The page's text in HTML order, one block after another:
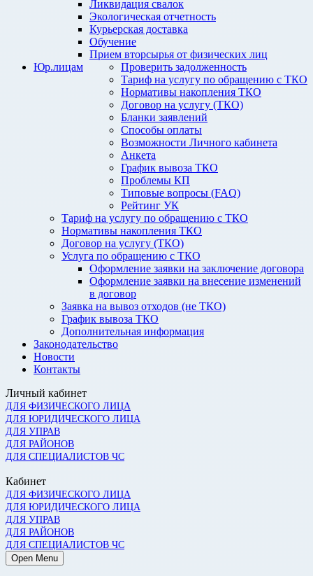
Ликвидация свалок
Экологическая отчетность
Курьерская доставка
Обучение
Прием вторсырья от физических лиц
Проверить задолженность
Тариф на услугу по обращению с ТКО
Нормативы накопления ТКО
Договор на услугу (ТКО)
Бланки заявлений
Способы оплаты
Возможности Личного кабинета
Анкета
График вывоза ТКО
Проблемы КП
Типовые вопросы (FAQ)
Рейтинг УК
Юр.лицам
Тариф на услугу по обращению с ТКО
Нормативы накопления ТКО
Договор на услугу (ТКО)
Услуга по обращению с ТКО
Оформление заявки на заключение договора
Оформление заявки на внесение изменений
в договор
Заявка на вывоз отходов (не ТКО)
График вывоза ТКО
Дополнительная информация
Законодательство
Новости
Контакты
Личный кабинет
ДЛЯ ФИЗИЧЕСКОГО ЛИЦА
ДЛЯ ЮРИДИЧЕСКОГО ЛИЦА
ДЛЯ УПРАВ
ДЛЯ РАЙОНОВ
ДЛЯ СПЕЦИАЛИСТОВ ЧС
Кабинет
ДЛЯ ФИЗИЧЕСКОГО ЛИЦА
ДЛЯ ЮРИДИЧЕСКОГО ЛИЦА
ДЛЯ УПРАВ
ДЛЯ РАЙОНОВ
ДЛЯ СПЕЦИАЛИСТОВ ЧС
Open Menu